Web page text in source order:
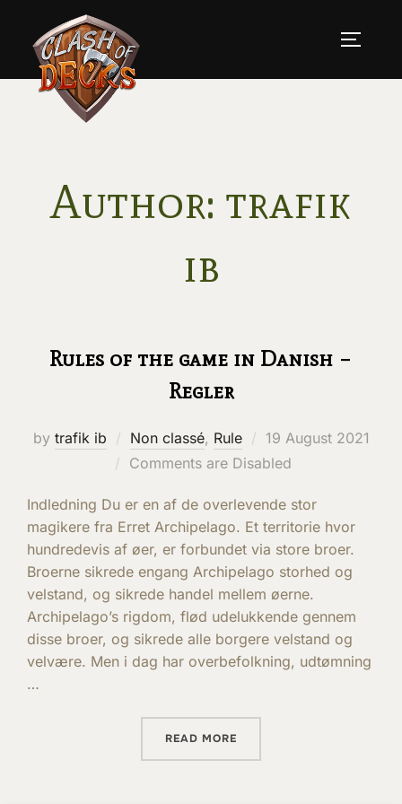
content
Author: trafik
ib
Rules of the game in Danish –
Regler
by trafik ib Non classé, Rule
Posted
on
19 August 2021
Comments are Disabled
Indledning Du er en af de overlevende stor
magikere fra Erret Archipelago. Et territorie hvor
hundredevis af øer, er forbundet via store broer.
Broerne sikrede engang Archipelago storhed og
velstand, og sikrede handel mellem øerne.
Archipelago’s rigdom, flød udelukkende gennem
disse broer, og sikrede alle borgere velstand og
velvære. Men i dag har overbefolkning, udtømning
…
READ MORE